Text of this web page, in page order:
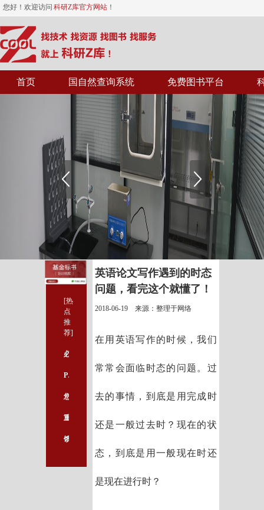
您好！欢迎访问 科研Z库官方网站 ！
首页 国自然查询系统 免费图书平台
[热
点
推
荐]
PNAS：基因缺陷如何导致先天性心脏畸形
英语论文写作遇到的时态
问题，看完这个就懂了！
2018-06-19 来源：整理于网络
在用英语写作的时候，我们
常常会面临时态的问题。过
去的事情，到底是用完成时
还是一般过去时？现在的状
态，到底是用一般现在时还
是现在进行时？